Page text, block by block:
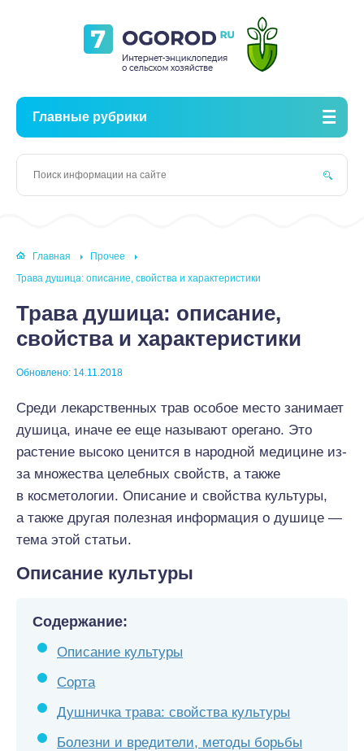
Главные рубрики
Главная
Прочее
Трава душица: описание, свойства и характеристики
Трава душица: описание,
свойства и характеристики
Обновлено: 14.11.2018
Среди лекарственных трав особое место занимает
душица, иначе ее еще называют орегано. Это
растение высоко ценится в народной медицине из-
за множества целебных свойств, а также
в косметологии. Описание и свойства культуры,
а также другая полезная информация о душице —
тема этой статьи.
Описание культуры
Содержание:
Описание культуры
Сорта
Душничка трава: свойства культуры
Болезни и вредители, методы борьбы